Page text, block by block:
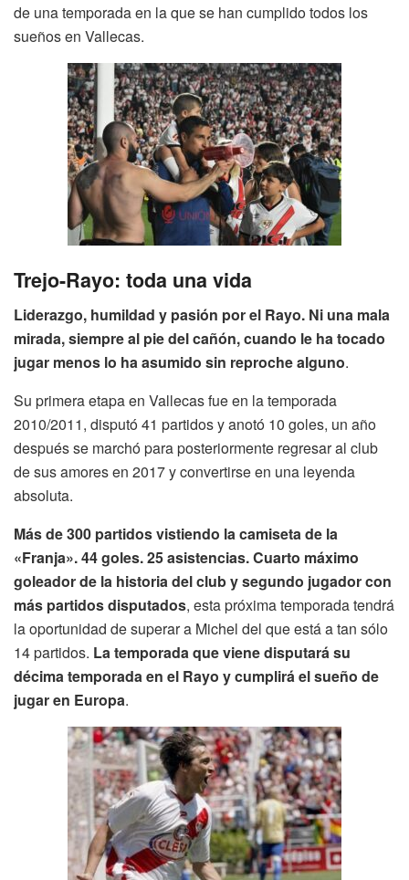
de una temporada en la que se han cumplido todos los
sueños en Vallecas.
Trejo-Rayo: toda una vida
Liderazgo, humildad y pasión por el Rayo. Ni una mala
mirada, siempre al pie del cañón, cuando le ha tocado
jugar menos lo ha asumido sin reproche alguno.
Su primera etapa en Vallecas fue en la temporada
2010/2011, disputó 41 partidos y anotó 10 goles, un año
después se marchó para posteriormente regresar al club
de sus amores en 2017 y convertirse en una leyenda
absoluta.
Más de 300 partidos vistiendo la camiseta de la
«Franja». 44 goles. 25 asistencias. Cuarto máximo
goleador de la historia del club y segundo jugador con
más partidos disputados, esta próxima temporada tendrá
la oportunidad de superar a Michel del que está a tan sólo
14 partidos. La temporada que viene disputará su
décima temporada en el Rayo y cumplirá el sueño de
jugar en Europa.